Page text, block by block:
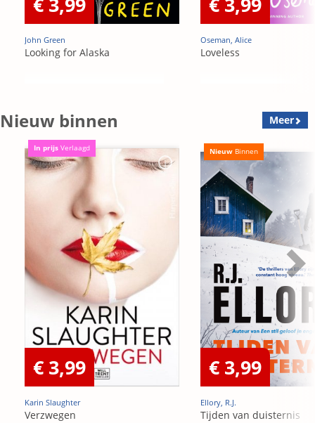
John Green
Looking for Alaska
Oseman, Alice
Loveless
Nieuw binnen Meer
In prijs Verlaagd
€ 3,99
Karin Slaughter
Verzwegen
Nieuw Binnen
€ 3,99
Ellory, R.J.
Tijden van duisternis